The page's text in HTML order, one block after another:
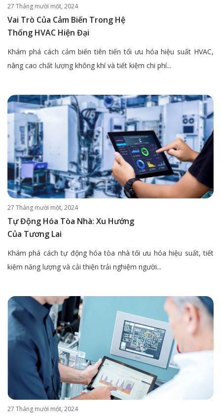
27 Tháng mười một, 2024
Vai Trò Của Cảm Biến Trong Hệ
Thống HVAC Hiện Đại
Khám phá cách cảm biến tiên tiến tối ưu hóa hiệu suất HVAC,
nâng cao chất lượng không khí và tiết kiệm chi phí...
27 Tháng mười một, 2024
Tự Động Hóa Tòa Nhà: Xu Hướng
Của Tương Lai
Khám phá cách tự động hóa tòa nhà tối ưu hóa hiệu suất, tiết
kiệm năng lượng và cải thiện trải nghiệm người...
27 Tháng mười một, 2024